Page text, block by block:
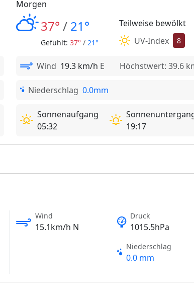
Morgen
37° / 21°
Gefühlt: 37° / 21°
Teilweise bewölkt
UV-Index
8
Wind 19.3 km/h E Höchstwert: 39.6
Niederschlag 0.0mm
Sonnenaufgang
05:32
19:17
Wind
15.1km/h N
Druck
1015.5hPa
Niederschlag
0.0 mm